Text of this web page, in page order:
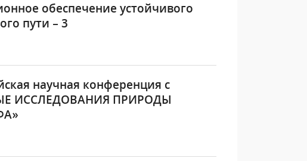
обеспечение устойчивого
пути – 3
научная конференция с
ИССЛЕДОВАНИЯ ПРИРОДЫ